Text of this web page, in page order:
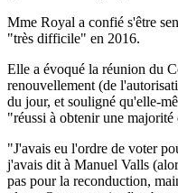
Mme Royal a confié s'être
"très difficile" en 2016.
Elle a évoqué la réunion du
renouvellement (de
du jour, et souligné qu'elle-
"réussi à obtenir une majorité
"J'avais eu l'ordre de voter
j'avais dit à Manuel Valls
pas pour la reconduction,